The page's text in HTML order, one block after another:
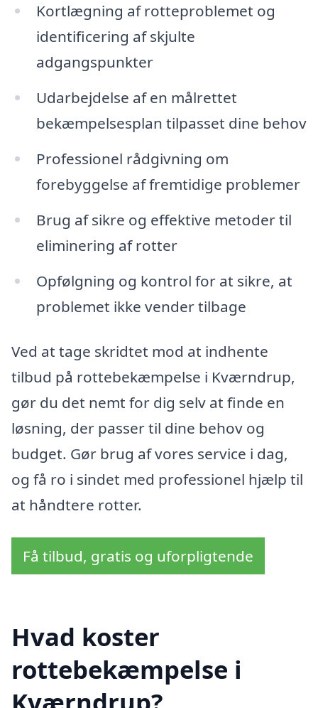
Kortlægning af rotteproblemet og
identificering af skjulte
adgangspunkter
Udarbejdelse af en målrettet
bekæmpelsesplan tilpasset dine behov
Professionel rådgivning om
forebyggelse af fremtidige problemer
Brug af sikre og effektive metoder til
eliminering af rotter
Opfølgning og kontrol for at sikre, at
problemet ikke vender tilbage
Ved at tage skridtet mod at indhente
tilbud på rottebekæmpelse i Kværndrup,
gør du det nemt for dig selv at finde en
løsning, der passer til dine behov og
budget. Gør brug af vores service i dag,
og få ro i sindet med professionel hjælp til
at håndtere rotter.
Få tilbud, gratis og uforpligtende
Hvad koster
rottebekæmpelse i